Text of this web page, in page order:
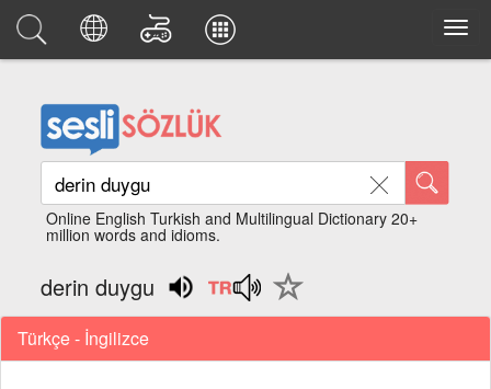
Online English Turkish and Multilingual Dictionary 20+
million words and idioms.
derin duygu
Türkçe - İngilizce